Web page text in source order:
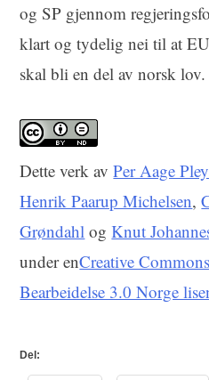
og SP gjennom
klart og tydelig nei til at
skal bli en del av norsk lov.
Detteverk avPer Aage
Henrik Paarup Michelsen,
Grøndahl ogKnut
under enCreative
Bearbeidelse 3.0 Norge
Del: